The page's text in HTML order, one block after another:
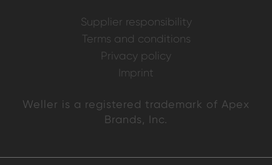
Supplier responsibility
Terms and conditions
Privacy policy
Imprint
Weller is a registered trademark of Apex
Brands, Inc.